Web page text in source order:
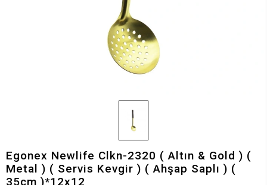
Egonex Newlife Clkn-2320 ( Altın & Gold ) (
Metal ) ( Servis Kevgir ) ( Ahşap Saplı ) (
35cm )*12x12